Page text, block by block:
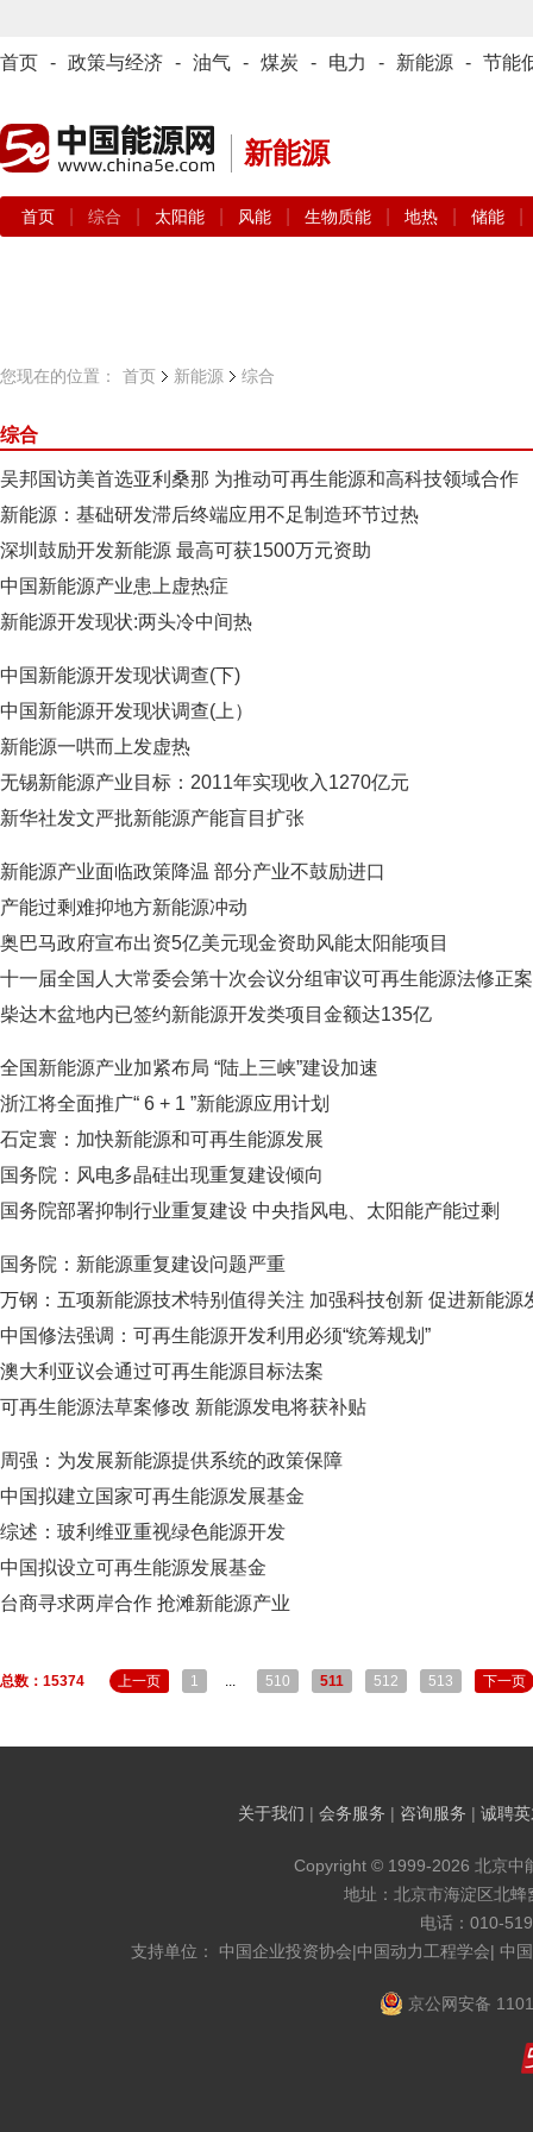
首页 - 政策与经济 - 油气 - 煤炭 - 电力 - 新能源 - 节能
新能源
首页 综合 太阳能 风能 生物质能 地热 储能
您现在的位置： 首页 新能源 综合
综合
吴邦国访美首选亚利桑那 为推动可再生能源和高科技领域合作
新能源：基础研发滞后终端应用不足制造环节过热
深圳鼓励开发新能源 最高可获1500万元资助
中国新能源产业患上虚热症
新能源开发现状:两头冷中间热
中国新能源开发现状调查(下)
中国新能源开发现状调查(上）
新能源一哄而上发虚热
无锡新能源产业目标：2011年实现收入1270亿元
新华社发文严批新能源产能盲目扩张
新能源产业面临政策降温 部分产业不鼓励进口
产能过剩难抑地方新能源冲动
奥巴马政府宣布出资5亿美元现金资助风能太阳能项目
十一届全国人大常委会第十次会议分组审议可再生能源法修正
柴达木盆地内已签约新能源开发类项目金额达135亿
全国新能源产业加紧布局 “陆上三峡”建设加速
浙江将全面推广“ 6 + 1 ”新能源应用计划
石定寰：加快新能源和可再生能源发展
国务院：风电多晶硅出现重复建设倾向
国务院部署抑制行业重复建设 中央指风电、太阳能产能过剩
国务院：新能源重复建设问题严重
万钢：五项新能源技术特别值得关注 加强科技创新 促进新能源
中国修法强调：可再生能源开发利用必须“统筹规划”
澳大利亚议会通过可再生能源目标法案
可再生能源法草案修改 新能源发电将获补贴
周强：为发展新能源提供系统的政策保障
中国拟建立国家可再生能源发展基金
综述：玻利维亚重视绿色能源开发
中国拟设立可再生能源发展基金
台商寻求两岸合作 抢滩新能源产业
总数：15374 上一页 1 ... 510 511 512 513 下一页
关于我们 | 会务服务 | 咨询服务 | 诚聘
Copyright © 1999-2026 北京中
地址：北京市海淀区北
电话：010-
支持单位： 中国企业投资协会|中国动力工程学会| 中
京公网安备